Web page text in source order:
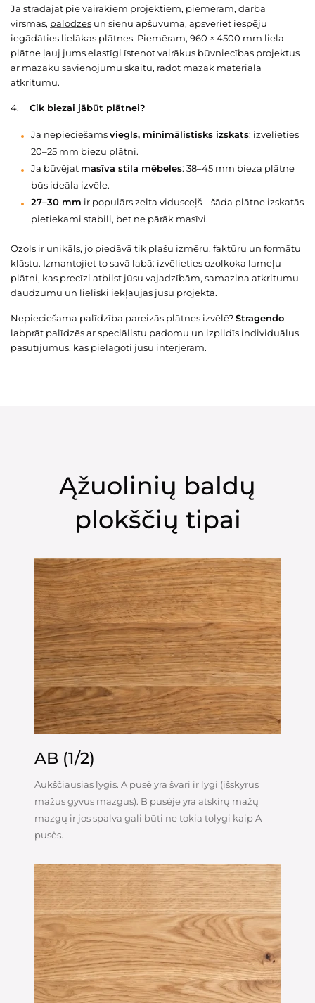
Ja strādājat pie vairākiem projektiem, piemēram, darba
virsmas, palodzes un sienu apšuvuma, apsveriet iespēju
iegādāties lielākas plātnes. Piemēram, 960 × 4500 mm liela
plātne ļauj jums elastīgi īstenot vairākus būvniecības projektus
ar mazāku savienojumu skaitu, radot mazāk materiāla
atkritumu.
4. Cik biezai jābūt plātnei?
Ja nepieciešamsviegls, minimālistisks izskats: izvēlieties
20–25 mm biezu plātni.
Ja būvējat masīva stila mēbeles: 38–45 mm bieza plātne
būs ideāla izvēle.
27–30 mm ir populārs zelta vidusceļš – šāda plātne izskatās
pietiekami stabili, bet ne pārāk masīvi.
Ozols ir unikāls, jo piedāvā tik plašu izmēru, faktūru un formātu
klāstu. Izmantojiet to savā labā: izvēlieties ozolkoka lameļu
plātni, kas precīzi atbilst jūsu vajadzībām, samazina atkritumu
daudzumu un lieliski iekļaujas jūsu projektā.
Nepieciešama palīdzība pareizās plātnes izvēlē?Stragendo
labprāt palīdzēs ar speciālistu padomu un izpildīs individuālus
pasūtījumus, kas pielāgoti jūsu interjeram.
Ąžuolinių baldų
plokščių tipai
AB (1/2)
Aukščiausias lygis. A pusė yra švari ir lygi (išskyrus
mažus gyvus mazgus). B pusėje yra atskirų mažų
mazgų ir jos spalva gali būti ne tokia tolygi kaip A
pusės.